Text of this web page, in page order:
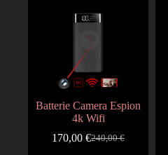
Batterie Camera Espion
4k Wifi
240,00€
170,00€